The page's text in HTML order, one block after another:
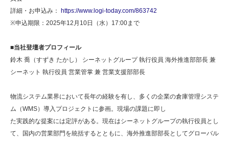
詳細・お申込み： https://www.logi-today.com/863742
※申込期限：2025年12月10日（水）17:00まで
■当社登壇者プロフィール
鈴木 喬（すずき たかし） シーネットグループ 執行役員 海外推進部部長 兼
シーネット 執行役員 営業管掌 兼 営業支援部部長
物流システム業界において長年の経験を有し、多くの企業の倉庫管理システ
ム（WMS）導入プロジェクトに参画。現場の課題に即し
た実践的な提案には定評がある。現在はシーネットグループの執行役員とし
て、国内の営業部門を統括するとともに、海外推進部部長としてグローバル